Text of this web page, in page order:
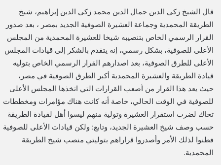
قال الشيخ زكي الدين جمال الدين محمد زكي الدين إبراهيم، شيخ
الطريقة المحمدية وجماعة العشيرة الصوفية الجديد بمصر ، بعد صدور
القرار الرسمي الخاص بتنصيبه شيخا للعشيرة المحمدية من المجلس
الأعلى للصوفية، بشكل رسمي، إنه يتقدم بالشكر إلى قيادات المجلس
الأعلى للطرق الصوفية، بعد اصدارهم القرار الرسمي الخاص بتوليه
قيادة الطريقة والعشيرة المحمدية أكبر الطرق الصوفية في مصر،
حيث يعد هذا القرار من أصعب القرارات التي اتخذها المجلس الأعلى
للصوفية في الوقت الحالي، خاصة أنه كانت هناك مؤامرات ومخططات
تحاك لضرب استقرار العشيرة وتولية منهم ليسوا أهل لقيادة الطريقة
حسب وصف شيخ العشيرة الجديد، وتابع: ولكن قيادات الأعلى للصوفية
فطنوا لذلك الأمر وأصدروا قراراهم بتوليتي منصب شيخ الطريقة
المحمدية.